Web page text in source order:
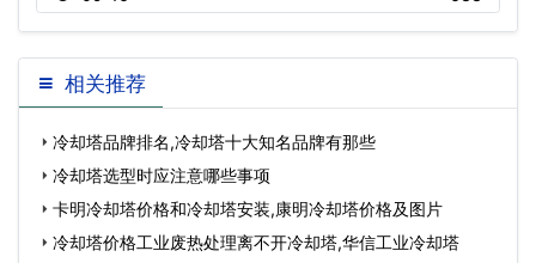
相关推荐
冷却塔品牌排名,冷却塔十大知名品牌有那些
冷却塔选型时应注意哪些事项
卡明冷却塔价格和冷却塔安装,康明冷却塔价格及图片
冷却塔价格工业废热处理离不开冷却塔,华信工业冷却塔